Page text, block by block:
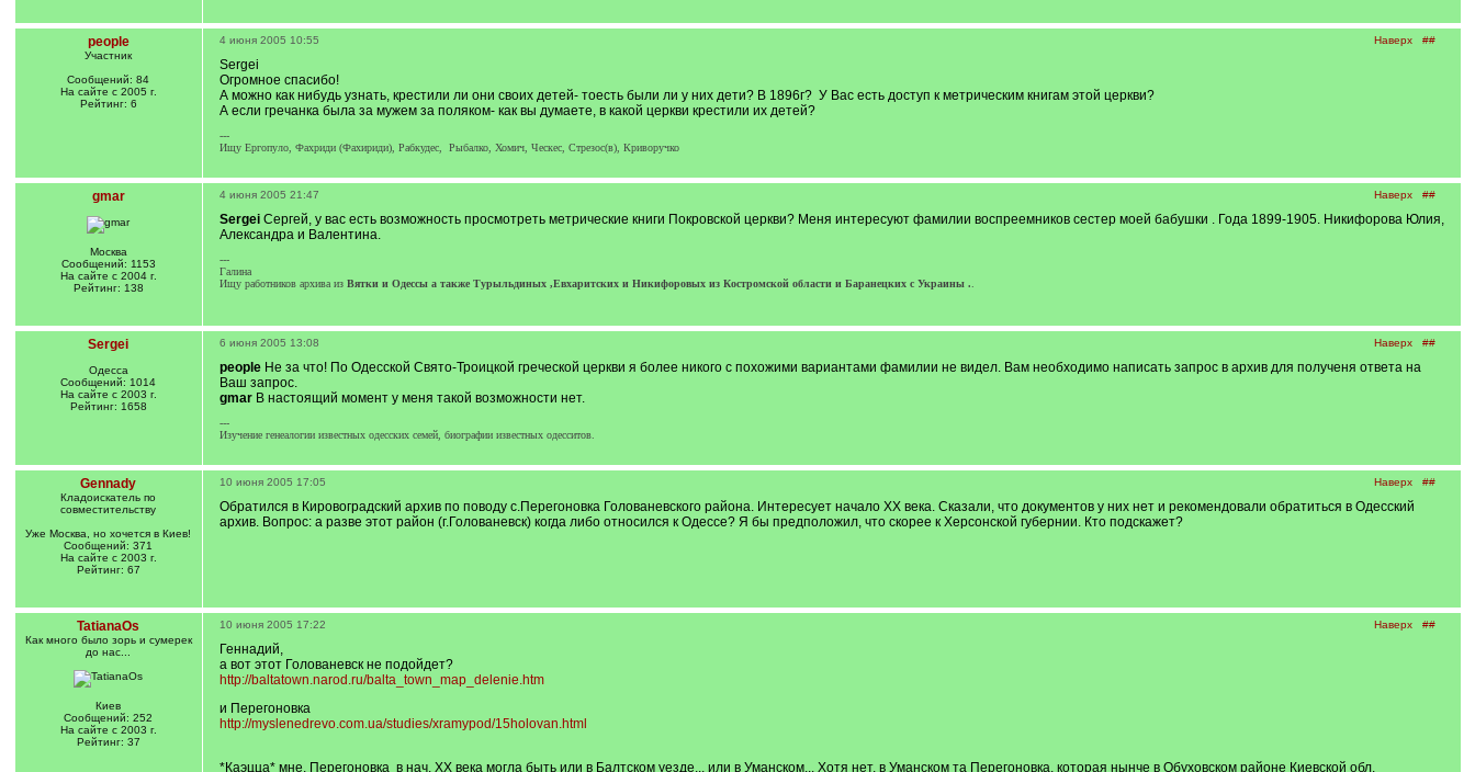
people
Участник
Сообщений: 84
На сайте с 2005 г.
Рейтинг: 6
Наверх ##
4 июня 2005 10:55
Sergei
Огромное спасибо!
А можно как нибудь узнать, крестили ли они своих детей- тоесть были ли у них дети? В 1896г? У Вас есть доступ к метрическим книгам этой церкви?
А если гречанка была за мужем за поляком- как вы думаете, в какой церкви крестили их детей?
---
Ищу Ергопуло, Фахриди (Фахириди), Рабкудес, Рыбалко, Хомич, Ческес, Стрезос(в), Криворучко
gmar
Москва
Сообщений: 1153
На сайте с 2004 г.
Рейтинг: 138
Наверх ##
4 июня 2005 21:47
SergeiСергей, у вас есть возможность просмотреть метрические книги Покровской церкви? Меня интересуют фамилии воспреемников сестер моей бабушки . Года 1899-1905. Никифорова Юлия,
Александра и Валентина.
---
Галина
Ищу работников архива из Вятки и Одессы а также Турыльдиных ,Евхаритских и Никифоровых из Костромской области и Баранецких с Украины .
Sergei
Одесса
Сообщений: 1014
На сайте с 2003 г.
Рейтинг: 1658
Наверх ##
6 июня 2005 13:08
peopleНе за что! По Одесской Свято-Троицкой греческой церкви я более никого с похожими вариантами фамилии не видел. Вам необходимо написать запрос в архив для полученя ответа на
Ваш запрос.
gmarВ настоящий момент у меня такой возможности нет.
---
Изучение генеалогии известных одесских семей, биографии известных одесситов.
Gennady
Кладоискатель по
совместительству
Уже Москва, но хочется в Киев!
Сообщений: 371
На сайте с 2003 г.
Рейтинг: 67
Наверх ##
10 июня 2005 17:05
Обратился в Кировоградский архив по поводу с.Перегоновка Голованевского района. Интересует начало ХХ века. Сказали, что документов у них нет и рекомендовали обратиться в Одесский
архив. Вопрос: а разве этот район (г.Голованевск) когда либо относился к Одессе? Я бы предположил, что скорее к Херсонской губернии. Кто подскажет?
TatianaOs
Как много было зорь и сумерек
до нас...
Киев
Сообщений: 252
На сайте с 2003 г.
Рейтинг: 37
Наверх ##
10 июня 2005 17:22
Геннадий,
а вот этот Голованевск не подойдет?
http://baltatown.narod.ru/balta_town_map_delenie.htm
и Перегоновка
http://myslenedrevo.com.ua/studies/xramypod/15holovan.html
*Каэцца* мне, Перегоновка в нач. ХХ века могла быть или в Балтском уезде... или в Уманском... Хотя нет, в Уманском та Перегоновка, которая нынче в Обуховском районе Киевской обл.